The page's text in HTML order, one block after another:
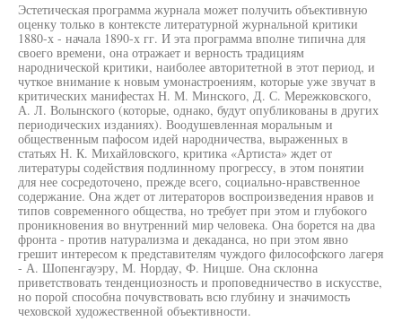
Эстетическая программа журнала может получить объективную
оценку только в контексте литературной журнальной критики
1880-х - начала 1890-х гг. И эта программа вполне типична для
своего времени, она отражает и верность традициям
народнической критики, наиболее авторитетной в этот период, и
чуткое внимание к новым умонастроениям, которые уже звучат в
критических манифестах Н. М. Минского, Д. С. Мережковского,
А. Л. Волынского (которые, однако, будут опубликованы в других
периодических изданиях). Воодушевленная моральным и
общественным пафосом идей народничества, выраженных в
статьях Н. К. Михайловского, критика «Артиста» ждет от
литературы содействия подлинному прогрессу, в этом понятии
для нее сосредоточено, прежде всего, социально-нравственное
содержание. Она ждет от литераторов воспроизведения нравов и
типов современного общества, но требует при этом и глубокого
проникновения во внутренний мир человека. Она борется на два
фронта - против натурализма и декаданса, но при этом явно
грешит интересом к представителям чуждого философского лагеря
- А. Шопенгауэру, М. Нордау, Ф. Ницше. Она склонна
приветствовать тенденциозность и проповедничество в искусстве,
но порой способна почувствовать всю глубину и значимость
чеховской художественной объективности.